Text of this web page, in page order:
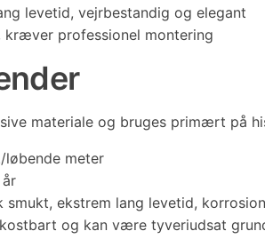
levetid, vejrbestandig og elegant
kræver professionel montering
materiale og bruges primært på
løbende meter
smukt, ekstrem lang levetid,
og kan være tyveriudsat